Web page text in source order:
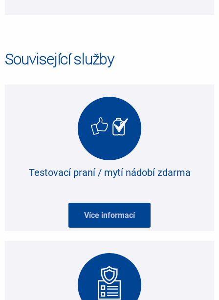
Související služby
Testovací praní / mytí nádobí zdarma
Více informací